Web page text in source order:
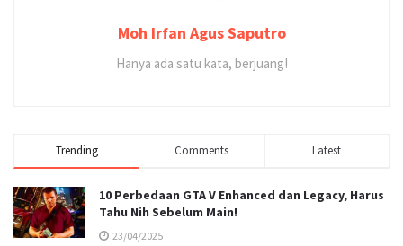
Moh Irfan Agus Saputro
Hanya ada satu kata, berjuang!
Trending Comments Latest
10 Perbedaan GTA V Enhanced dan Legacy, Harus
Tahu Nih Sebelum Main!
23/04/2025